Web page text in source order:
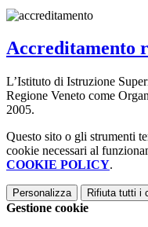
Accreditamento
L’Istituto di Istruzione
Regione Veneto come
2005.
Questo sito o gli strumenti
cookie necessari al
COOKIE POLICY.
Personalizza Rifiuta tutti i
Gestione cookie